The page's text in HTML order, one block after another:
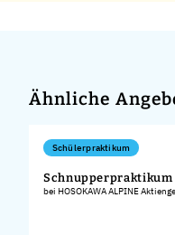
Ähnliche
Schülerpraktikum
Schnupperpraktikum
bei HOSOKAWA ALPINE